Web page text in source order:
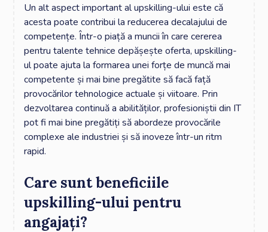
Un alt aspect important al upskilling-ului este că
acesta poate contribui la reducerea decalajului de
competențe. Într-o piață a muncii în care cererea
pentru talente tehnice depășește oferta, upskilling-
ul poate ajuta la formarea unei forțe de muncă mai
competente și mai bine pregătite să facă față
provocărilor tehnologice actuale și viitoare. Prin
dezvoltarea continuă a abilităților, profesioniștii din IT
pot fi mai bine pregătiți să abordeze provocările
complexe ale industriei și să inoveze într-un ritm
rapid.
Care sunt beneficiile
upskilling-ului pentru
angajați?